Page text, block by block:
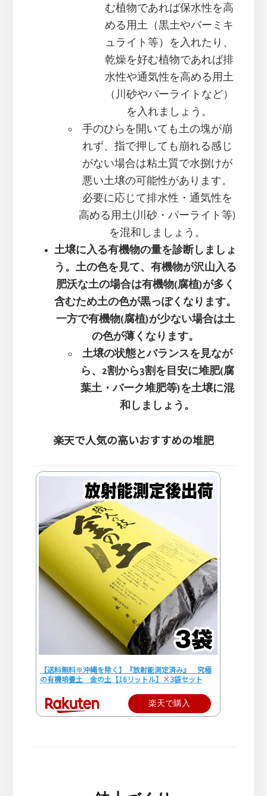
む植物であれば保水性を高
める用土（黒土やバーミキ
ュライト等）を入れたり、
乾燥を好む植物であれば排
水性や通気性を高める用土
（川砂やパーライトなど）
を入れましょう。
手のひらを開いても土の塊が崩
れず、指で押しても崩れる感じ
がない場合は粘土質で水捌けが
悪い土壌の可能性があります。
必要に応じて排水性・通気性を
高める用土(川砂・パーライト等)
を混和しましょう。
土壌に入る有機物の量を診断しましょ
う。土の色を見て、有機物が沢山入る
肥沃な土の場合は有機物(腐植)が多く
含むため土の色が黒っぽくなります。
一方で有機物(腐植)が少ない場合は土
の色が薄くなります。
土壌の状態とバランスを見なが
ら、2割から3割を目安に堆肥(腐
葉土・バーク堆肥等)を土壌に混
和しましょう。
楽天で人気の高いおすすめの堆肥
【送料無料※沖縄を除く】『放射能測定済み』 究極
の有機培養土 金の土【16リットル】×3袋セット
楽天で購入